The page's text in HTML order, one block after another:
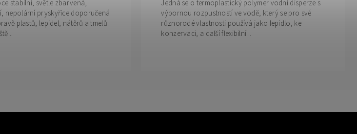
stabilní, světle zbarvená,
nepolární pryskyřice doporučená
plastů, lepidel, nátěrů a tmelů.
Jedná se o termoplastický polymer vodní disperze s
výbornou rozpustností ve vodě, který se pro své
různorodé vlastnosti používá jako lepidlo, ke
konzervaci, a další flexibilní...